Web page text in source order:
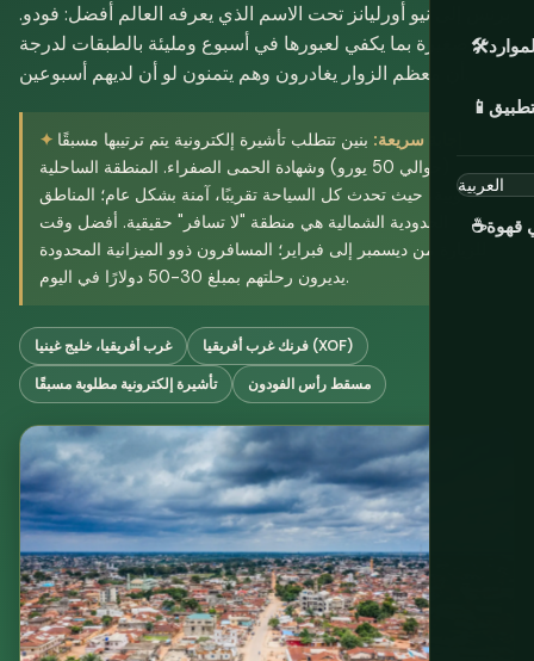
🛠️
📱
☕قهوة
برنس إلى نيو أورليانز تحت الاسم الذي يعرفه العالم أفضل: فودو.
بنين صغيرة بما يكفي لعبورها في أسبوع ومليئة بالطبقات لدرجة
إجابة سريعة: بنين تتطلب تأشيرة إلكترونية يتم ترتيبها مسبقًا
(حوالي 50 يورو) وشهادة الحمى الصفراء. المنطقة الساحلية
الجنوبية، حيث تحدث كل السياحة تقريبًا، آمنة بشكل عام؛ المناطق
الحدودية الشمالية هي منطقة "لا تسافر" حقيقية. أفضل وقت
للزيارة من ديسمبر إلى فبراير؛ المسافرون ذوو الميزانية المحدودة
يديرون رحلتهم بمبلغ 30-50 دولارًا في اليوم.
غرب أفريقيا، خليج غينيا
فرنك غرب أفريقيا (XOF)
تأشيرة إلكترونية مطلوبة مسبقًا
مسقط رأس الفودون